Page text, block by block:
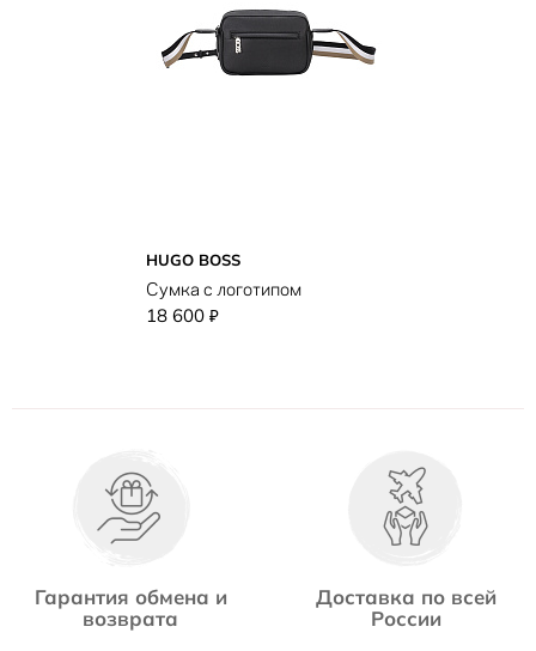
HUGO BOSS
Сумка с логотипом
18 600 ₽
Гарантия обмена и
возврата
Доставка по всей
России